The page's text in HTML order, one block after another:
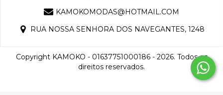
KAMOKOMODAS@HOTMAIL.COM
RUA NOSSA SENHORA DOS NAVEGANTES, 1248
Copyright KAMOKO - 01637751000186 - 2026. Todos os
direitos reservados.